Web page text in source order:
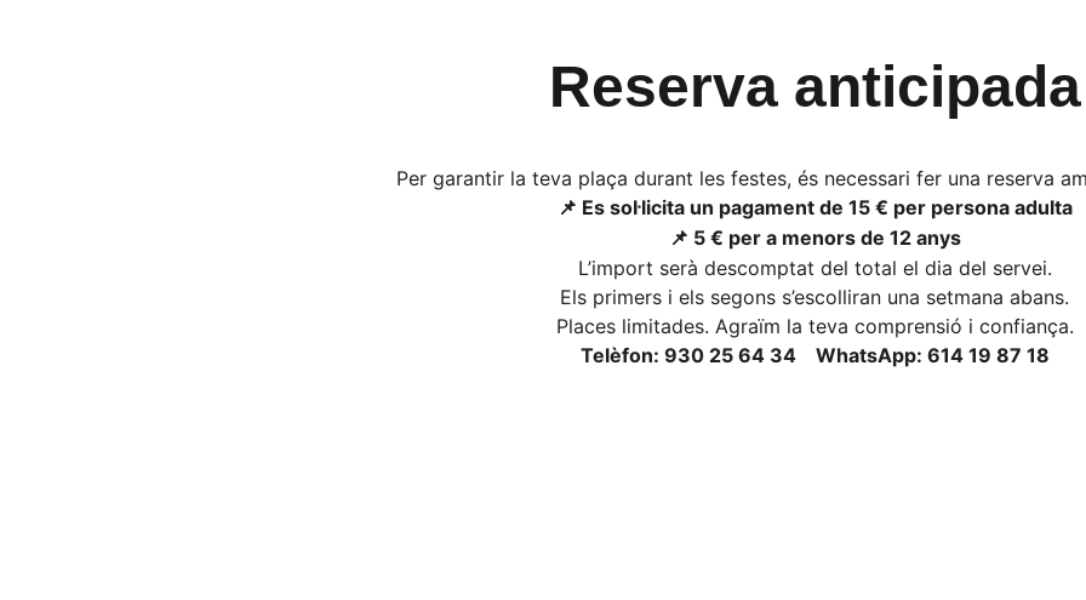
Reserva anticipada
Per garantir la teva plaça durant les festes, és necessari fer una reserva
📌 Es sol·licita un pagament de 15 € per persona adulta
📌 5 € per a menors de 12 anys
L’import serà descomptat del total el dia del servei.
Els primers i els segons s’escolliran una setmana abans.
Places limitades. Agraïm la teva comprensió i confiança.
Telèfon: 930 25 64 34 WhatsApp: 614 19 87 18